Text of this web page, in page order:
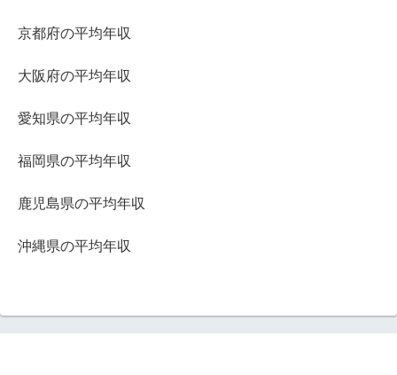
京都府の平均年収
大阪府の平均年収
愛知県の平均年収
福岡県の平均年収
鹿児島県の平均年収
沖縄県の平均年収